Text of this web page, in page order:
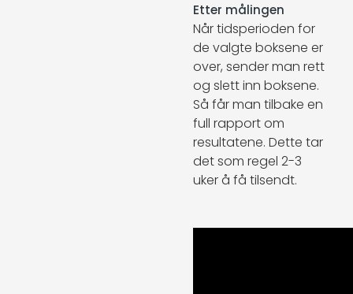
Etter målingen
Når tidsperioden for
de valgte boksene er
over, sender man rett
og slett inn boksene.
Så får man tilbake en
full rapport om
resultatene. Dette tar
det som regel 2-3
uker å få tilsendt.